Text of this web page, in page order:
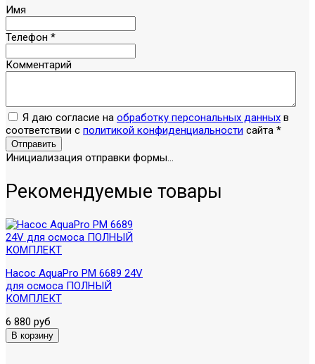
Имя
Телефон *
Комментарий
Я даю согласие на обработку персональных данных в
соответствии с политикой конфиденциальности сайта *
Отправить
Инициализация отправки формы...
Рекомендуемые товары
Насос AquaPro PM 6689 24V
для осмоса ПОЛНЫЙ
КОМПЛЕКТ
6 880 руб